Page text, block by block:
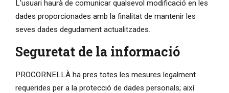
L'usuari haurà de comunicar qualsevol modificació en les
dades proporcionades amb la finalitat de mantenir les
seves dades degudament actualitzades.
Seguretat de la informació
PROCORNELLÀ ha pres totes les mesures legalment
requerides per a la protecció de dades personals; així